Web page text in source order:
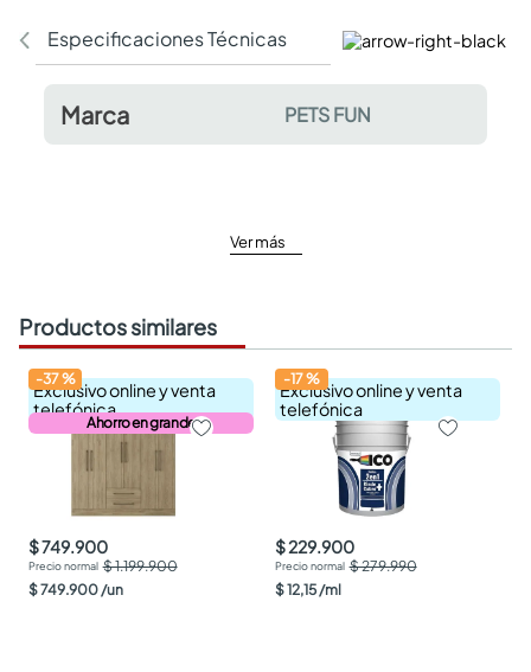
Especificaciones Técnicas Comentarios y
Marca PETS FUN
Ver más
Productos similares
Exclusivo online y venta
telefónica
Ahorro en grande
-37%
$ 749.900
$ 1.199.900
$749.900 /un
Exclusivo online y venta
telefónica
-17%
$ 229.900
$ 279.990
$12,15 /ml